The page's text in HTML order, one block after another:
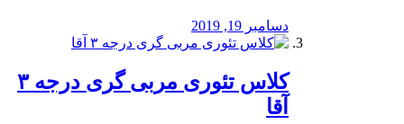
دسامبر 19, 2019
کلاس تئوری مربی گری درجه ۳
آقا